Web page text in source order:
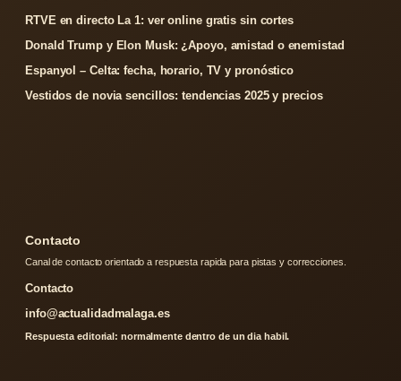
RTVE en directo La 1: ver online gratis sin cortes
Donald Trump y Elon Musk: ¿Apoyo, amistad o enemistad
Espanyol – Celta: fecha, horario, TV y pronóstico
Vestidos de novia sencillos: tendencias 2025 y precios
Contacto
Canal de contacto orientado a respuesta rapida para pistas y correcciones.
Contacto
info@actualidadmalaga.es
Respuesta editorial: normalmente dentro de un dia habil.